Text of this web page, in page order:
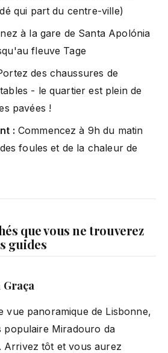
qui part du centre-ville)
à la gare de Santa Apolónia
fleuve Tage
des chaussures de
- le quartier est plein de
pavées !
: Commencez à 9h du matin
foules et de la chaleur de
que vous ne trouverez
guides
vue panoramique de Lisbonne,
populaire Miradouro da
Arrivez tôt et vous aurez